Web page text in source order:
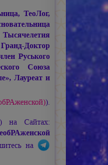
ТеоЛог,
Доктор
Руського
Союза
Лауреат и
).
) на Сайтах:
на